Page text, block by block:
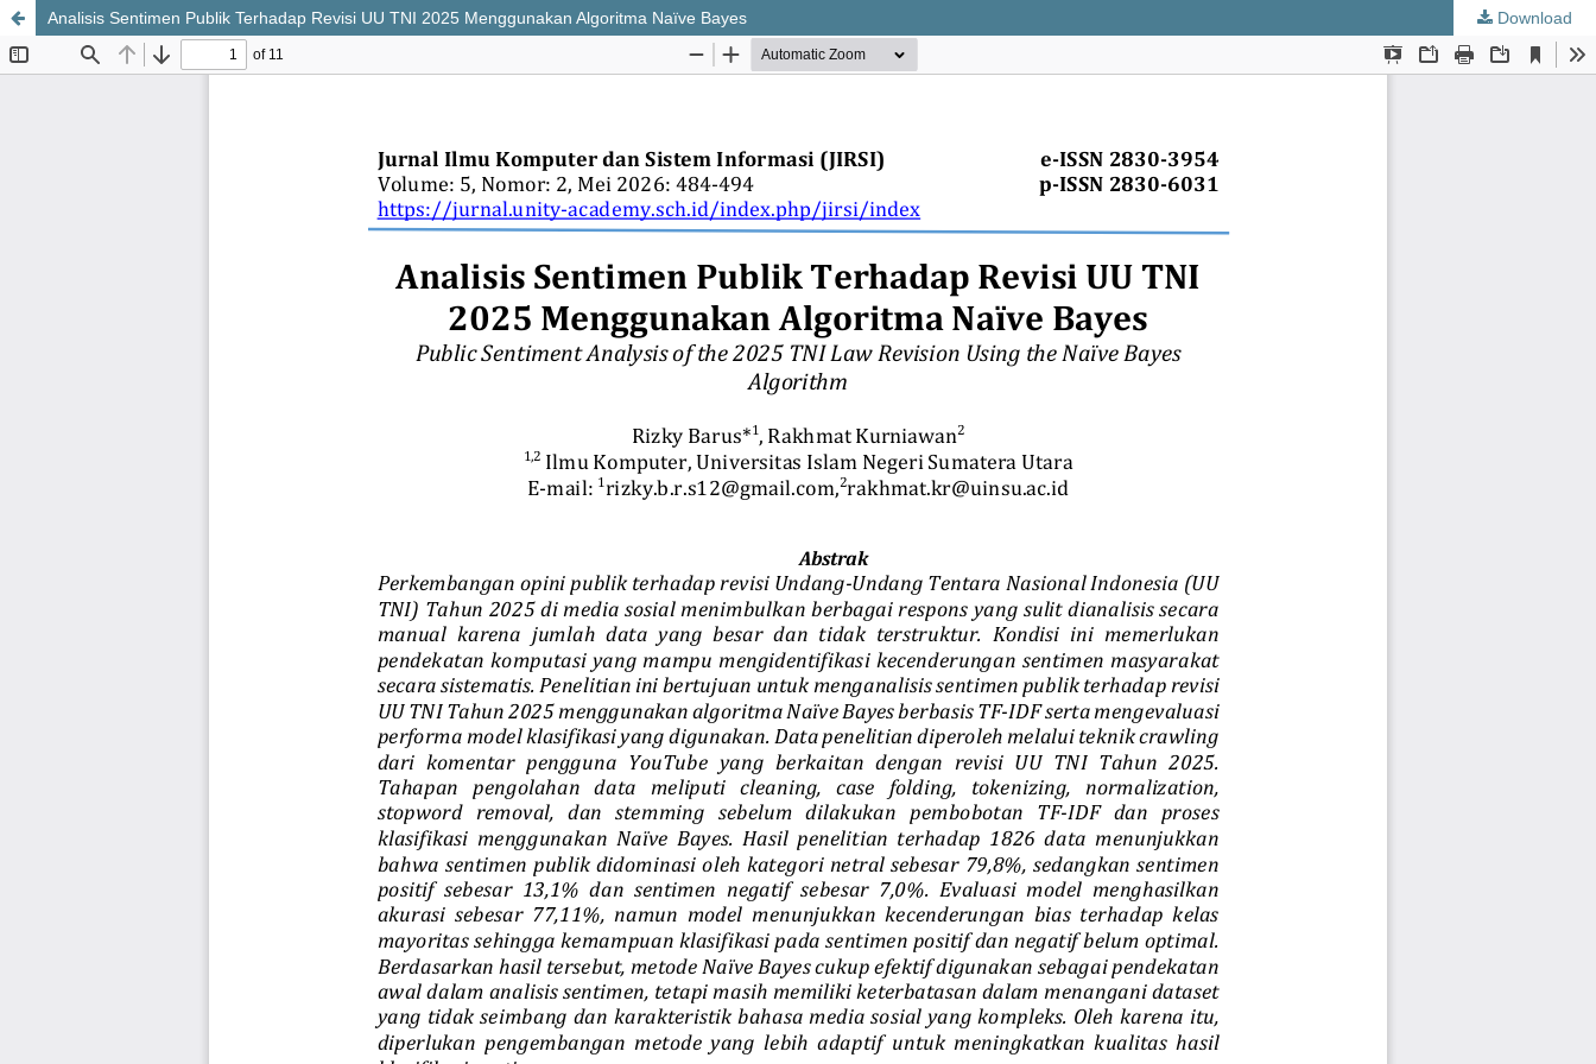
Analisis Sentimen Publik Terhadap Revisi UU TNI 2025 Menggunakan Algoritma Naïve Bayes Download